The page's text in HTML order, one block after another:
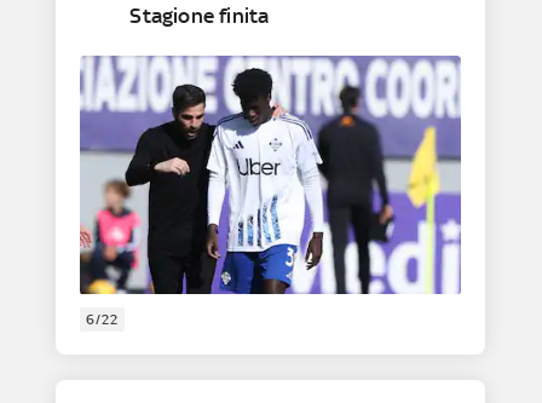
Stagione finita
6/22